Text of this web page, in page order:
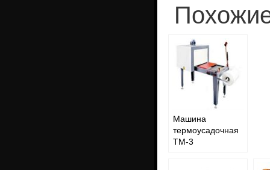
Машина
термоусадочная
ТМ-3